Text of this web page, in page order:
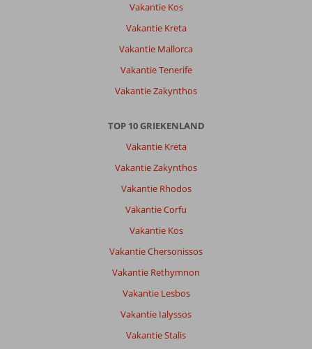
Vakantie Kos
Vakantie Kreta
Vakantie Mallorca
Vakantie Tenerife
Vakantie Zakynthos
TOP 10 GRIEKENLAND
Vakantie Kreta
Vakantie Zakynthos
Vakantie Rhodos
Vakantie Corfu
Vakantie Kos
Vakantie Chersonissos
Vakantie Rethymnon
Vakantie Lesbos
Vakantie Ialyssos
Vakantie Stalis